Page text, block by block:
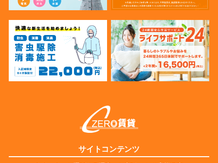
サイトコンテンツ